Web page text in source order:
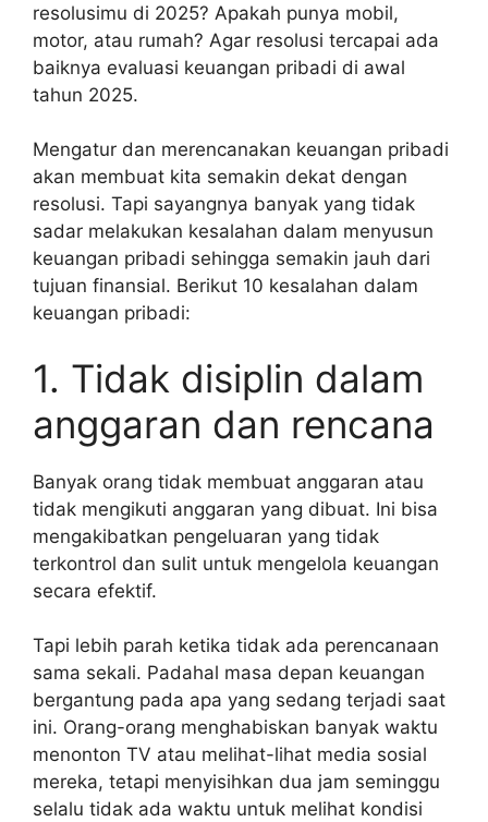
resolusimu di 2025? Apakah punya mobil,
motor, atau rumah? Agar resolusi tercapai ada
baiknya evaluasi keuangan pribadi di awal
tahun 2025.
Mengatur dan merencanakan keuangan pribadi
akan membuat kita semakin dekat dengan
resolusi. Tapi sayangnya banyak yang tidak
sadar melakukan kesalahan dalam menyusun
keuangan pribadi sehingga semakin jauh dari
tujuan finansial. Berikut 10 kesalahan dalam
keuangan pribadi:
1. Tidak disiplin dalam
anggaran dan rencana
Banyak orang tidak membuat anggaran atau
tidak mengikuti anggaran yang dibuat. Ini bisa
mengakibatkan pengeluaran yang tidak
terkontrol dan sulit untuk mengelola keuangan
secara efektif.
Tapi lebih parah ketika tidak ada perencanaan
sama sekali. Padahal masa depan keuangan
bergantung pada apa yang sedang terjadi saat
ini. Orang-orang menghabiskan banyak waktu
menonton TV atau melihat-lihat media sosial
mereka, tetapi menyisihkan dua jam seminggu
selalu tidak ada waktu untuk melihat kondisi